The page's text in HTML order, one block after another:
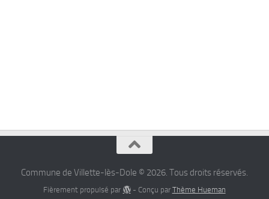
Commune de Villette-lès-Dole © 2026. Tous droits réservés.
Fièrement propulsé par - Conçu par Thème Hueman